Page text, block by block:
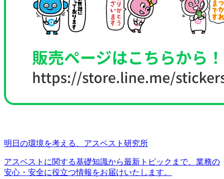
明日の環境を考える、アスベスト研究所
アスベストに関する基礎知識から最新トピックまで、 業務の
安心・安全に役立つ情報をお届けいたします。